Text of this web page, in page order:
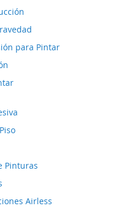
para Pintar
Pinturas
Airless